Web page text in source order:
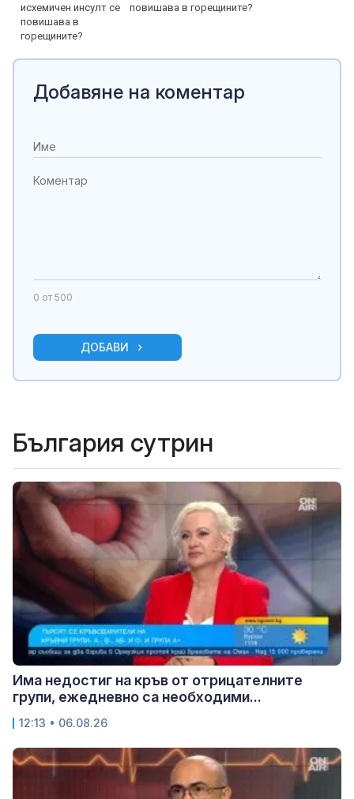
повишава в горещините?
Добавяне на коментар
0 от 500
ДОБАВИ
България сутрин
Има недостиг на кръв от отрицателните
групи, ежедневно са необходими...
12:13 • 06.08.26